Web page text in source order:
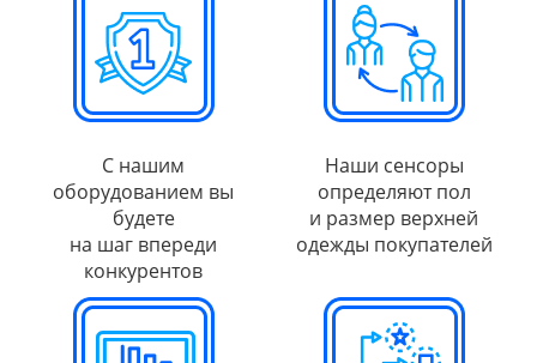
С нашим
оборудованием вы
будете
на шаг впереди
конкурентов
Наши сенсоры
определяют пол
и размер верхней
одежды покупателей